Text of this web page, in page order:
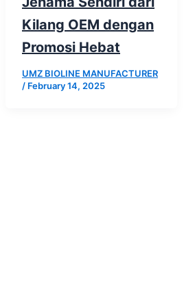
Kilang OEM dengan
Promosi Hebat
UMZ BIOLINE MANUFACTURER
/ February 14, 2025